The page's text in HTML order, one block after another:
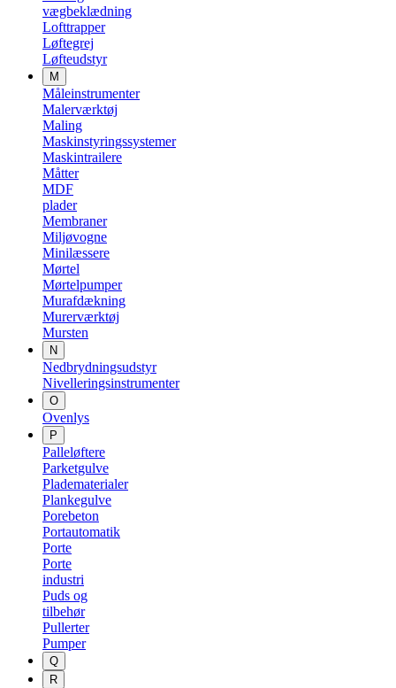
vægbeklædning
Lofttrapper
Løftegrej
Løfteudstyr
M
Måleinstrumenter
Malerværktøj
Maling
Maskinstyringssystemer
Maskintrailere
Måtter
MDF
plader
Membraner
Miljøvogne
Minilæssere
Mørtel
Mørtelpumper
Murafdækning
Murerværktøj
Mursten
N
Nedbrydningsudstyr
Nivelleringsinstrumenter
O
Ovenlys
P
Palleløftere
Parketgulve
Pladematerialer
Plankegulve
Porebeton
Portautomatik
Porte
Porte
industri
Puds og
tilbehør
Pullerter
Pumper
Q
R